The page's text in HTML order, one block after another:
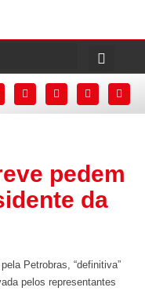
pedem
da
Petrobras, “definitiva”
pelos representantes